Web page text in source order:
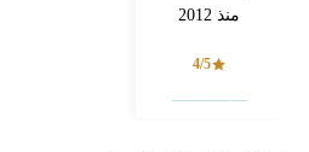
منذ 2012
4/5